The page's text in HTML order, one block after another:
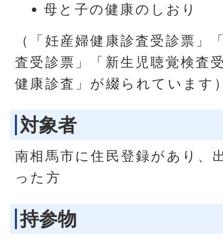
母と子の健康のしおり
（「妊産婦健康診査受診票」
査受診票」「新生児聴覚検査
健康診査」が綴られています
対象者
南相馬市に住民登録があり、
った方
持参物